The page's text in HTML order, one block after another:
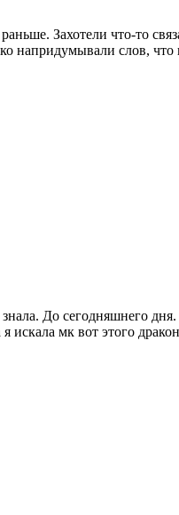
Захотели что-то
напридумывали слов,
До сегодняшнего
искала мк вот этого